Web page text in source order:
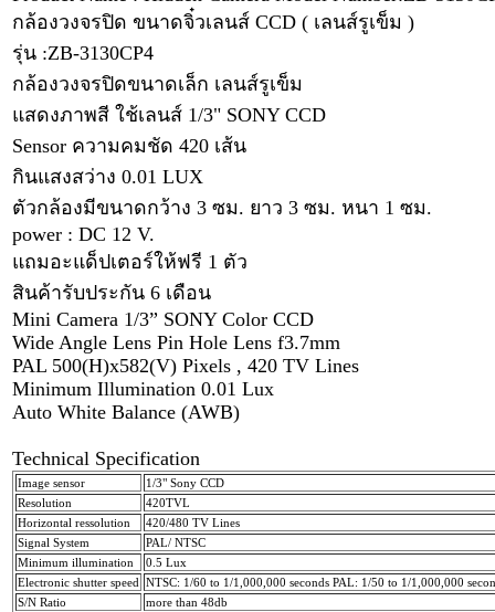
กล้องวงจรปิด ขนาดจิ๋วเลนส์ CCD ( เลนส์รูเข็ม )
รุ่น :ZB-3130CP4
กล้องวงจรปิดขนาดเล็ก เลนส์รูเข็ม
แสดงภาพสี ใช้เลนส์ 1/3" SONY CCD
Sensor ความคมชัด 420 เส้น
กินแสงสว่าง 0.01 LUX
ตัวกล้องมีขนาดกว้าง 3 ซม. ยาว 3 ซม. หนา 1 ซม.
power : DC 12 V.
แถมอะแด็ปเตอร์ให้ฟรี 1 ตัว
สินค้ารับประกัน 6 เดือน
Mini Camera 1/3” SONY Color CCD
Wide Angle Lens Pin Hole Lens f3.7mm
PAL 500(H)x582(V) Pixels , 420 TV Lines
Minimum Illumination 0.01 Lux
Auto White Balance (AWB)
Technical Specification
Image sensor
1/3" Sony CCD
Resolution
420TVL
Horizontal ressolution
420/480 TV Lines
Signal System
PAL/ NTSC
Minimum illumination
0.5 Lux
Electronic shutter speed NTSC: 1/60 to 1/1,000,000 seconds PAL: 1/50 to 1/1,000,000
S/N Ratio
more than 48db